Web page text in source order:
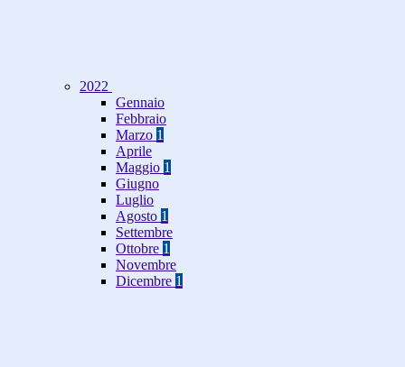
2022
Gennaio
Febbraio
Marzo 1
Aprile
Maggio 1
Giugno
Luglio
Agosto 1
Settembre
Ottobre 1
Novembre
Dicembre 1